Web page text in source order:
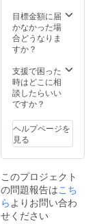
分のリ
ターン
をご購
リター
ンの内
容や料
金は大
じです)
ターン
購入者
者が同
一でな
くても
問題あ
す。当
日はク
ラファ
のペア
リング
会参加
者もい
しゃい
ます。
・中学
生以上
様のご
支援
OK(一
人につ
ベトナ
ム茶(酒
類の提
ん) お子
様
OK(お
料理の
料金は
大人と
同じで
す) ●お
メール
Tinhよ
り感謝
の気持
の：2人
分のお
料理と
お茶、
税、
サービ
ス料 お
料理の
ベトナ
ムの
エッセ
れたお
料理5〜
6品 お
飲物の
内容：
目標金額に届
かなかった場
合どうなりま
すか？
支援で困った
時はどこに相
談したらいい
ですか？
ヘルプページを
見る
このプロジェクト
の問題報告はこち
ら よりお問い合わ
せください